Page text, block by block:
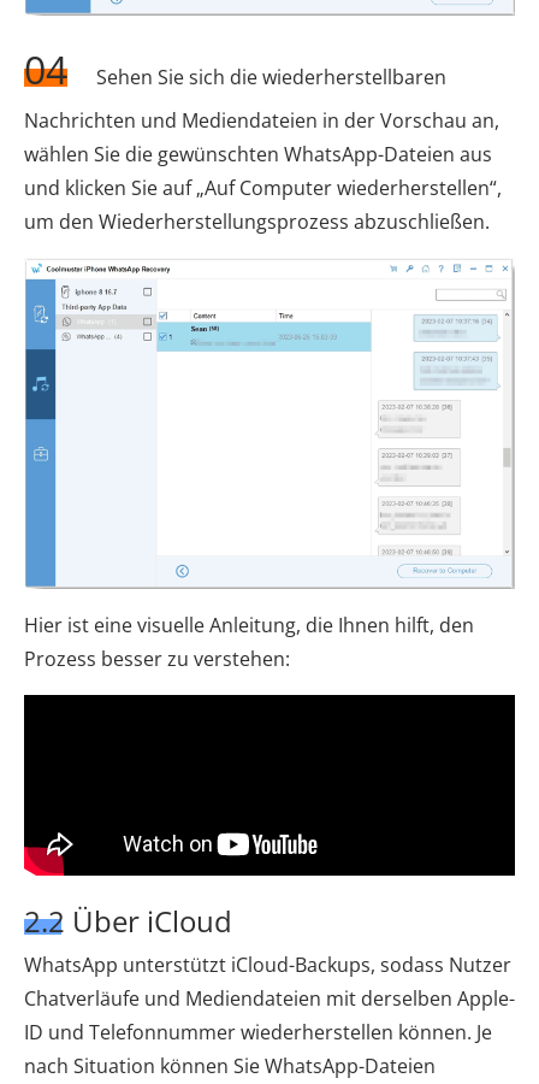
04
Sehen Sie sich die wiederherstellbaren
Nachrichten und Mediendateien in der Vorschau an,
wählen Sie die gewünschten WhatsApp-Dateien aus
und klicken Sie auf „Auf Computer wiederherstellen“,
um den Wiederherstellungsprozess abzuschließen.
Hier ist eine visuelle Anleitung, die Ihnen hilft, den
Prozess besser zu verstehen:
2.2 Über iCloud
WhatsApp unterstützt iCloud-Backups, sodass Nutzer
Chatverläufe und Mediendateien mit derselben Apple-
ID und Telefonnummer wiederherstellen können. Je
nach Situation können Sie WhatsApp-Dateien